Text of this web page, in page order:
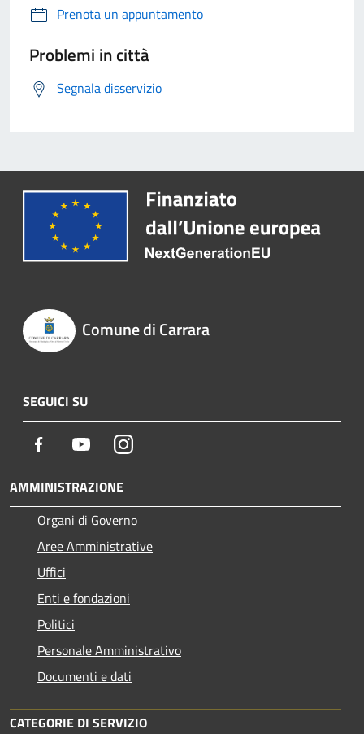
Prenota un appuntamento
Problemi in città
Segnala disservizio
Comune di Carrara
SEGUICI SU
Facebook YoutubeInstagram
AMMINISTRAZIONE
Organi di Governo
Aree Amministrative
Uffici
Enti e fondazioni
Politici
Personale Amministrativo
Documenti e dati
CATEGORIE DI SERVIZIO